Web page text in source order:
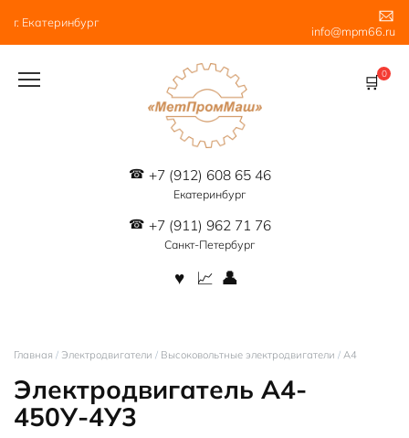
содержанию
г. Екатеринбург
info@mpm66.ru
+7 (912) 608 65 46
Екатеринбург
+7 (911) 962 71 76
Санкт-Петербург
0
Главная / Электродвигатели / Высоковольтные электродвигатели / А4
Электродвигатель А4-
450У-4У3